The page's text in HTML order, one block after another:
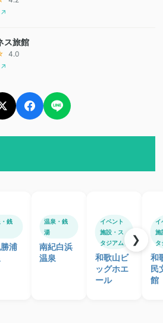
↗
ス旅館
4.0
↗
銭
浦
温泉・銭
湯
南紀白浜
温泉
イベント
施設・ス
タジアム
和歌山ビ
ッグホエ
ール
イ
施
タ
和
民
館
❯